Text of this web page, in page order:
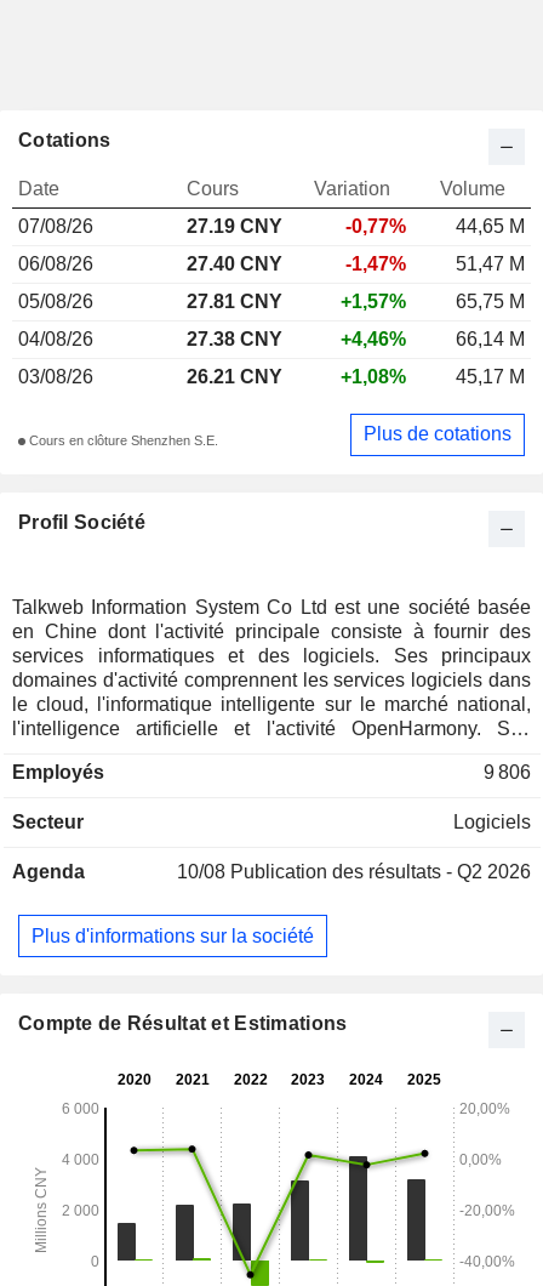
Profil Société
Talkweb Information System Co Ltd est une société basée
en Chine dont l'activité principale consiste à fournir des
services informatiques et des logiciels. Ses principaux
domaines d'activité comprennent les services logiciels dans
le cloud, l'informatique intelligente sur le marché national,
l'intelligence artificielle et l'activité OpenHarmony. Ses
télécommunications, la finance, les transports et d'autres
dans le domaine des jeux mobiles par l'intermédiaire de ses
l'international.
Employés 9 806
Secteur Logiciels
Agenda 10/08 Publication des résultats - Q2 2026
Plus d'informations sur la société
Cotations
Date Cours Variation
Volume
07/08/26
27.19 CNY -0,77%
44,65 M
06/08/26
27.40 CNY -1,47%
51,47 M
05/08/26
27.81 CNY +1,57%
65,75 M
04/08/26
27.38 CNY +4,46%
66,14 M
03/08/26
26.21 CNY +1,08% 45,17 M
Cours en clôture Shenzhen S.E. Plus de cotations
Compte de Résultat et Estimations